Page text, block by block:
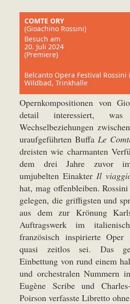
COMTE ORY
(Gioachino Rossini)
Besuch am
20. Juli 2024
(Premiere)
Belcanto Opera Festival Rossini
Wildbad, Trinkhalle
Opernkompositionen von
detail interessiert,
Wechselbeziehungen
uraufgeführten Buffa Le
dreisten wie charmanten
dem drei Jahre zuvor
umjubelten Einakter Il
hat, mag offenbleiben.
gelegen, die griffigsten und
aus dem zur Krönung
Auftragswerk im
französisch inspirierte
quasi zeitlos sei. Das
Einbettung von rund einem
und orchestralen Nummern
Eugène Scribe und
Poirson verfasste Libretto